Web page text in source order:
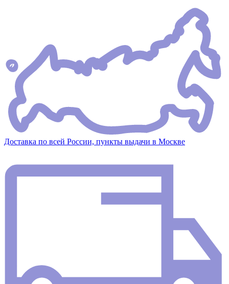
Доставка по всей России, пункты выдачи в Москве